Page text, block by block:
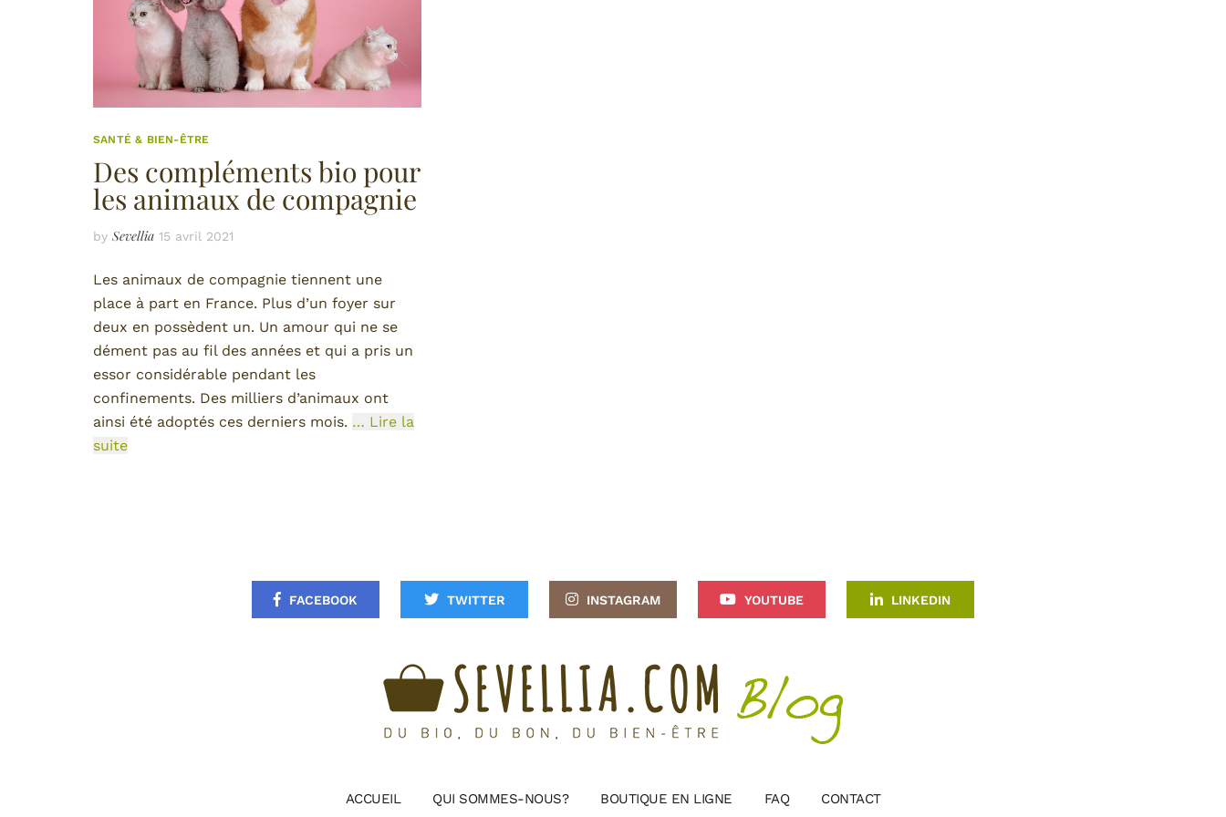
SANTÉ & BIEN-ÊTRE
Des compléments bio pour
les animaux de compagnie
by Sevellia 15 avril 2021
Les animaux de compagnie tiennent une
place à part en France. Plus d’un foyer sur
deux en possèdent un. Un amour qui ne se
dément pas au fil des années et qui a pris un
essor considérable pendant les
confinements. Des milliers d’animaux ont
ainsi été adoptés ces derniers mois. … Lire la
suite
FACEBOOK TWITTER INSTAGRAM YOUTUBE LINKEDIN
ACCUEIL QUI SOMMES-NOUS? BOUTIQUE EN LIGNE FAQ CONTACT